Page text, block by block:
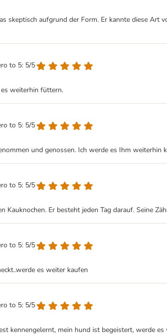
skeptisch aufgrund der Form. Er kannte diese Art
to 5: 5/5
weiterhin füttern.
to 5: 5/5
und genossen. Ich werde es Ihm weiterhin
to 5: 5/5
Kauknochen. Er besteht jeden Tag darauf. Seine
to 5: 5/5
es weiter kaufen
to 5: 5/5
kennengelernt, mein hund ist begeistert, werde es